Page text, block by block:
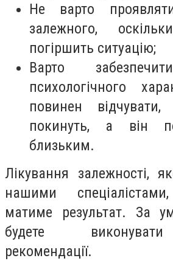
Не варто
залежного,
погіршить ситуацію;
Варто
психологічного
повинен
покинуть, а він
близьким.
Лікування залежності,
нашими
матиме результат. За
будете
рекомендації.